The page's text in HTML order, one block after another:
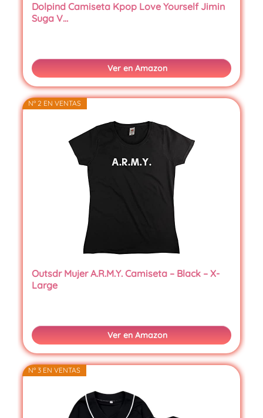
Dolpind Camiseta Kpop Love Yourself Jimin
Suga V…
Ver en Amazon
Nº 2 EN VENTAS
Outsdr Mujer A.R.M.Y. Camiseta – Black – X-
Large
Ver en Amazon
Nº 3 EN VENTAS